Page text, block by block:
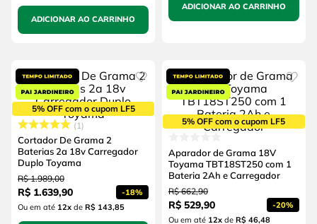
ADICIONAR AO CARRINHO
ADICIONAR AO CARRINHO
5% OFF com o cupom LF5
1
Cortador De Grama 2
Baterias 2a 18v Carregador
Duplo Toyama
R$ 1.989,00
R$ 1.639,90 -18%
Ou em até 12xde R$ 143,85
5% OFF com o cupom LF5
Aparador de Grama 18V
Toyama TBT18ST250 com 1
Bateria 2Ah e Carregador
R$ 662,90
R$ 529,90 -20%
Ou em até 12xde R$ 46,48